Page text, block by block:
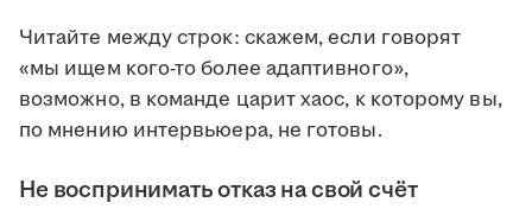
Читайте между строк: скажем, если говорят
«мы ищем кого-то более адаптивного»,
возможно, в команде царит хаос, к которому вы,
по мнению интервьюера, не готовы.
Не воспринимать отказ на свой счёт